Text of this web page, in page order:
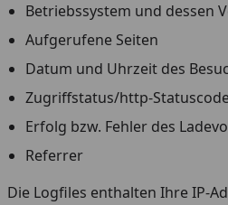
Betriebssystem und dessen
Aufgerufene Seiten
Datum und Uhrzeit des
Zugriffstatus/http-
Erfolg bzw. Fehler des
Referrer
Die Logfiles enthalten Ihre IP-